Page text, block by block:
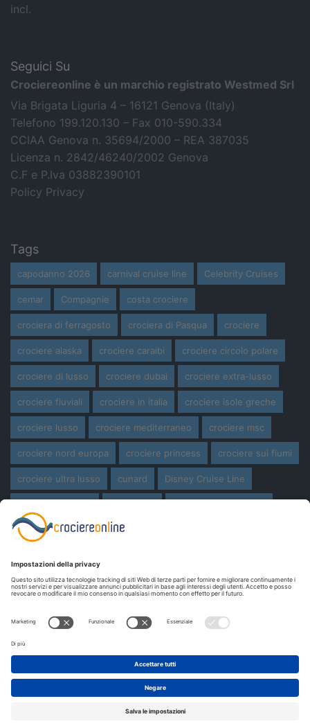
incl.
Seguici Su
Crociereonline è un marchio registrato Westmed Srl
Via Brigata Liguria 4 – 16121 Genova (Italy)
Telefono 199.120.130 – Fax 010-590.334
CCIAA Genova n. 35694/2000 – REA 387035
Licenza n. 2842/46240/2002 Genova
C.F e P.Iva 03882390101
Policy Privacy
Tags
capodanno 2026 carnival cruise line Celebrity Cruises
cemar Compagnie costa crociere
crociera di ferragosto crociera di Pasqua crociere
crociere alaska crociere caraibi crociere circolo polare
crociere di lusso crociere dubai crociere extra-lusso
crociere fluviali crociere in italia crociere isole greche
crociere lusso crociere mediterraneo crociere msc
crociere nord europa crociere princess crociere sui fiumi
crociere ultra lusso cunard Disney Cruise Line
giro del mondo miami
oceania cruises Pasqua Pasqua in crociera
Silversea viaggio di nozze